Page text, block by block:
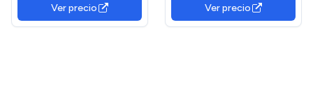
Ver precio Ver precio